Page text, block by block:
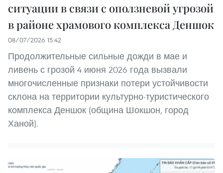
ситуации в связи с оползневой угрозой
в районе храмового комплекса Деншок
08/07/2026 15:42
Продолжительные сильные дожди в мае и
ливень с грозой 4 июня 2026 года вызвали
многочисленные признаки потери устойчивости
склона на территории культурно-туристического
комплекса Деншок (община Шокшон, город
Ханой).